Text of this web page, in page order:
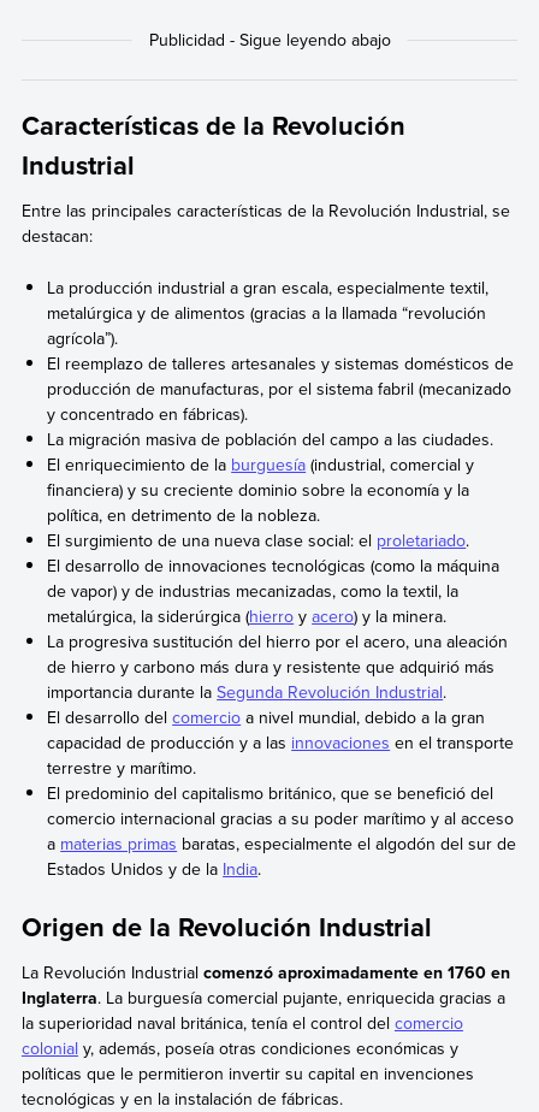
Características de la Revolución
Industrial
Entre las principales características de la Revolución Industrial, se
destacan:
La producción industrial a gran escala, especialmente textil,
metalúrgica y de alimentos (gracias a la llamada “revolución
agrícola”).
El reemplazo de talleres artesanales y sistemas domésticos de
producción de manufacturas, por el sistema fabril (mecanizado
y concentrado en fábricas).
La migración masiva de población del campo a las ciudades.
El enriquecimiento de la burguesía (industrial, comercial y
financiera) y su creciente dominio sobre la economía y la
política, en detrimento de la nobleza.
El surgimiento de una nueva clase social: el proletariado.
El desarrollo de innovaciones tecnológicas (como la máquina
de vapor) y de industrias mecanizadas, como la textil, la
metalúrgica, la siderúrgica (hierro yacero) y la minera.
La progresiva sustitución del hierro por el acero, una aleación
de hierro y carbono más dura y resistente que adquirió más
importancia durante laSegunda Revolución Industrial.
El desarrollo delcomercio a nivel mundial, debido a la gran
capacidad de producción y a las innovaciones en el transporte
terrestre y marítimo.
El predominio del capitalismo británico, que se benefició del
comercio internacional gracias a su poder marítimo y al acceso
a materias primas baratas, especialmente el algodón del sur de
Estados Unidos y de la India.
Origen de la Revolución Industrial
La Revolución Industrial comenzó aproximadamente en 1760 en
Inglaterra. La burguesía comercial pujante, enriquecida gracias a
la superioridad naval británica, tenía el control del comercio
colonial y, además, poseía otras condiciones económicas y
políticas que le permitieron invertir su capital en invenciones
tecnológicas y en la instalación de fábricas.